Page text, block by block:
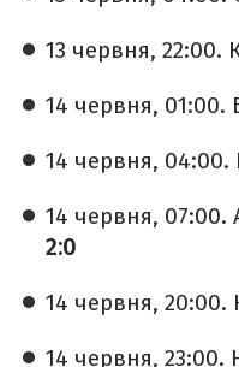
13 червня, 22:00.
14 червня, 01:00.
14 червня, 04:00.
14 червня, 07:00.
2:0
14 червня,
14 червня, 23:00.